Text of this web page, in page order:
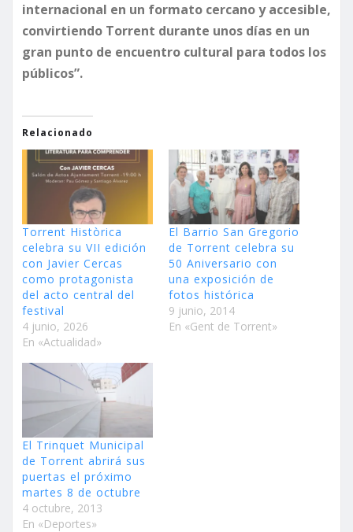
internacional en un formato cercano y accesible,
convirtiendo Torrent durante unos días en un
gran punto de encuentro cultural para todos los
públicos”.
Relacionado
Torrent Històrica
celebra su VII edición
con Javier Cercas
como protagonista
del acto central del
festival
4 junio, 2026
En «Actualidad»
El Barrio San Gregorio
de Torrent celebra su
50 Aniversario con
una exposición de
fotos histórica
9 junio, 2014
En «Gent de Torrent»
El Trinquet Municipal
de Torrent abrirá sus
puertas el próximo
martes 8 de octubre
4 octubre, 2013
En «Deportes»